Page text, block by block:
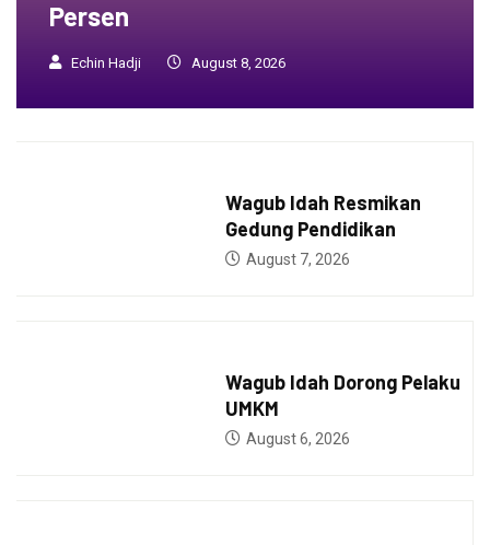
Persen
Echin Hadji August 8, 2026
Wagub Idah Resmikan
Gedung Pendidikan
August 7, 2026
Wagub Idah Dorong Pelaku
UMKM
August 6, 2026